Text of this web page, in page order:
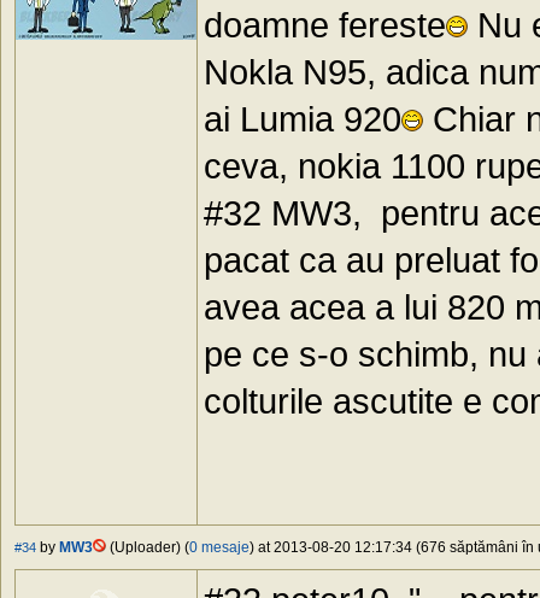
doamne fereste
Nu
Nokla N95, adica
ai Lumia 920
Chiar
ceva, nokia 1100
#32 MW3, pentru
pacat ca au preluat
avea acea a lui 820
pe ce s-o schimb,
colturile ascutite e
#34 by MW3 (Uploader) (0 mesaje) at 2013-08-20 12:17:34 (676 săptămâni în